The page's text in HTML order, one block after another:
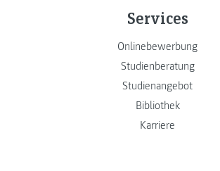
Services
Onlinebewerbung
Studienberatung
Studienangebot
Bibliothek
Karriere